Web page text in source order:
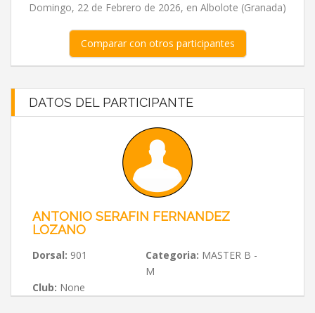
Domingo, 22 de Febrero de 2026, en Albolote (Granada)
Comparar con otros participantes
DATOS DEL PARTICIPANTE
ANTONIO SERAFIN FERNANDEZ
LOZANO
Dorsal: 901 Categoria: MASTER B -
M
Club: None